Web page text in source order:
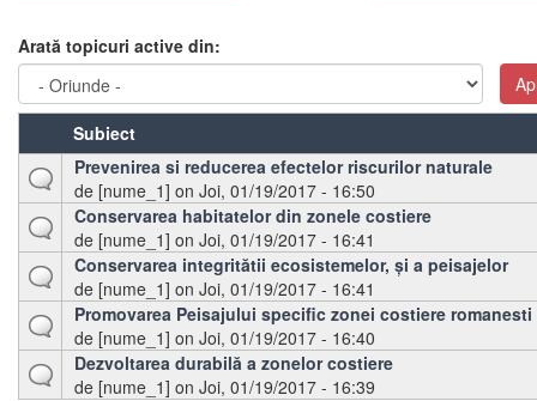
Arată topicuri active din:
Subiect
Prevenirea si reducerea efectelor riscurilor naturale
de [nume_1] on Joi, 01/19/2017 - 16:50
Conservarea habitatelor din zonele costiere
de [nume_1] on Joi, 01/19/2017 - 16:41
Conservarea integritătii ecosistemelor, și a peisajelor
de [nume_1] on Joi, 01/19/2017 - 16:41
Promovarea Peisajului specific zonei costiere romanesti
de [nume_1] on Joi, 01/19/2017 - 16:40
Dezvoltarea durabilă a zonelor costiere
de [nume_1] on Joi, 01/19/2017 - 16:39